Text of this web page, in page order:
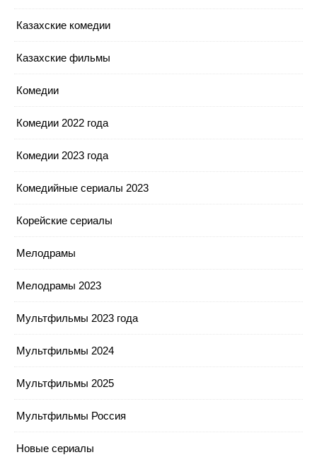
Казахские комедии
Казахские фильмы
Комедии
Комедии 2022 года
Комедии 2023 года
Комедийные сериалы 2023
Корейские сериалы
Мелодрамы
Мелодрамы 2023
Мультфильмы 2023 года
Мультфильмы 2024
Мультфильмы 2025
Мультфильмы Россия
Новые сериалы